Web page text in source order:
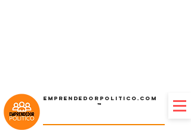
Emprendedorpolitico.com
™